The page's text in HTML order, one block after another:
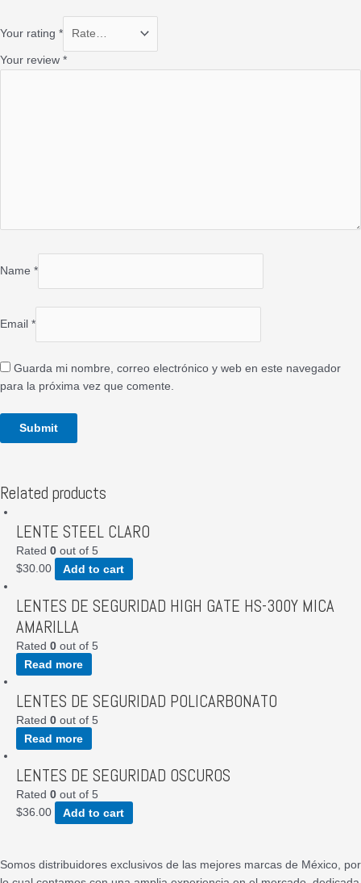
Your rating *
Your review *
Name *
Email *
Guarda mi nombre, correo electrónico y web en este navegador
para la próxima vez que comente.
Related products
LENTE STEEL CLARO
Rated 0 out of 5
$30.00 Add to cart
LENTES DE SEGURIDAD HIGH GATE HS-300Y MICA
AMARILLA
Rated 0 out of 5
Read more
LENTES DE SEGURIDAD POLICARBONATO
Rated 0 out of 5
Read more
LENTES DE SEGURIDAD OSCUROS
Rated 0 out of 5
$36.00 Add to cart
Somos distribuidores exclusivos de las mejores marcas de México, por